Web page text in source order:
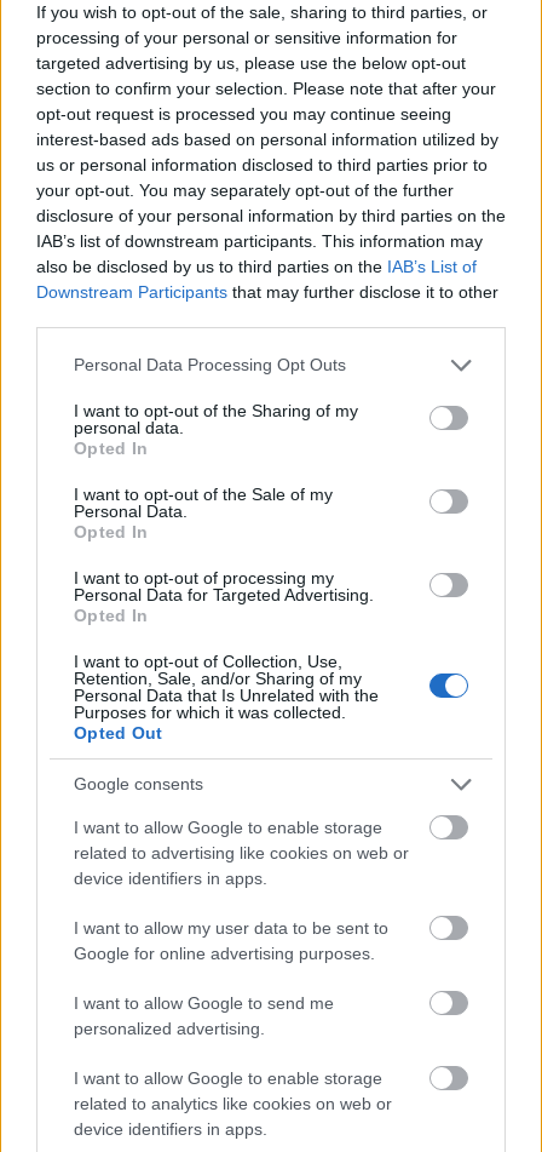
If you wish to opt-out of the sale, sharing to third parties, or
processing of your personal or sensitive information for
targeted advertising by us, please use the below opt-out
section to confirm your selection. Please note that after your
opt-out request is processed you may continue seeing
interest-based ads based on personal information utilized by
us or personal information disclosed to third parties prior to
your opt-out. You may separately opt-out of the further
disclosure of your personal information by third parties on the
IAB’s list of downstream participants. This information may
also be disclosed by us to third parties on the IAB’s List of
Downstream Participants that may further disclose it to other
Please note that this website/app uses one or more Google
not limited to your visit or usage behaviour. You may click to
grant or deny consent to Google and its third-party tags to
use your data for below specified purposes in below Google
consent section.
Personal Data Processing Opt Outs
I want to opt-out of the Sharing of my
personal data.
Opted In
I want to opt-out of the Sale of my
Personal Data.
Opted In
I want to opt-out of processing my
Personal Data for Targeted Advertising.
Opted In
I want to opt-out of Collection, Use,
Retention, Sale, and/or Sharing of my
Personal Data that Is Unrelated with the
Purposes for which it was collected.
Opted Out
Google consents
I want to allow Google to enable storage
related to advertising like cookies on web or
device identifiers in apps.
I want to allow my user data to be sent to
Google for online advertising purposes.
I want to allow Google to send me
personalized advertising.
I want to allow Google to enable storage
related to analytics like cookies on web or
device identifiers in apps.
Csak az első negyedévben több mint 1,7
milliárd forint egészségpénztári
megtakarítást fordítottak lakáshitel-
törlesztésre a tagok, kétszer annyit, mint
2025 első három hónapjában – derül ki a
BiztosDöntés.hu által összegyűjtött
adatokból. Az önkéntes nyugdíj- és
egészségpénztárakba tízezrek léptek be egy
Drasztikus növekedést hozott az első
negyedév a lakáshitel törlesztésére fordított
önkéntes egészségpénztári
megtakarításoknál. A Magyar Nemzeti Bank
adatai szerint három hónap leforgása alatt
több mint 1,7 milliárd forintot fordítottak erre
a célra az egészségpénztári tagok, több mint a
dupláját az egy évvel korábbi 840 milliónak.
Az Otthon Startnak is sokat
köszönhetnek a pénztárak
Abban, hogy a lakáshitel-törlesztés
látványos ütemben emelkedik,
nyilvánvalóan szerepet játszik a